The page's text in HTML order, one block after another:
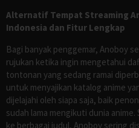
Alternatif Tempat Streaming
Indonesia dan Fitur Lengkap
Bagi banyak penggemar, Anoboy
rujukan ketika ingin mengetahui
tontonan yang sedang ramai
untuk menyajikan katalog anime
dijelajahi oleh siapa saja, baik
sudah lama mengikuti dunia
ke berbagai judul, Anoboy sering